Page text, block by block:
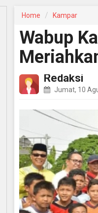
Home Kampar
Wabup
Redaksi
Jumat, 10